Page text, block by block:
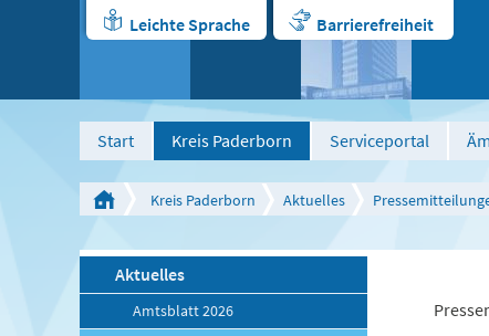
Leichte Sprache Barrierefreiheit
Start Kreis Paderborn Serviceportal
Kreis Paderborn Aktuelles
Aktuelles
Amtsblatt 2026